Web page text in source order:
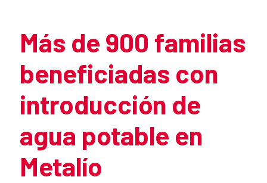
Más de 900 familias
beneficiadas con
introducción de
agua potable en
Metalío